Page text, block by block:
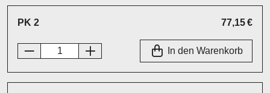
PK 2 77,15 €
In den Warenkorb